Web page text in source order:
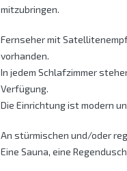
mitzubringen.
Fernseher mit
vorhanden.
In jedem Schlafzimmer
Verfügung.
Die Einrichtung ist modern
An stürmischen und/oder
Eine Sauna, eine